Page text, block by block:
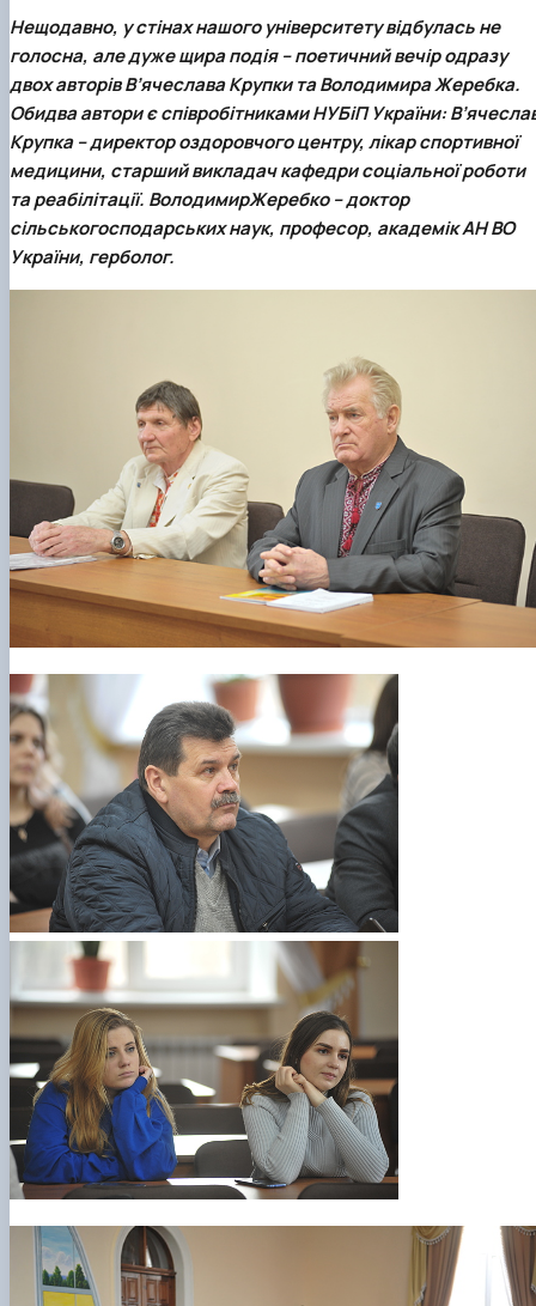
Прес-студія "Ідеал"
Інструментальний ансамбль "Дивосвіт"
Мистецька студія "Вовняні мрії"
Тріо "ТоНіка"
Нещодавно, у стінах нашого університету відбулась не
голосна, але дуже щира подія – поетичний вечір одразу
двох авторівВ’ячеслава КрупкитаВолодимира Жеребка.
Обидва автори є співробітниками НУБіП України:
Крупка– директор оздоровчого центру, лікар спортивної
медицини, старший викладач кафедри соціальної роботи
та реабілітації. ВолодимирЖеребко– доктор
сільськогосподарських наук, професор, академік АН ВО
України, герболог.